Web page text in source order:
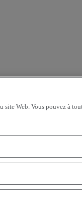
Web. Vous pouvez